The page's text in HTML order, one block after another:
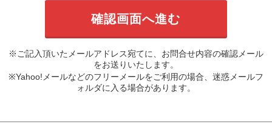
※ご記入頂いたメールアドレス宛てに、お問合せ内容の確認メール
をお送りいたします。
※Yahoo!メールなどのフリーメールをご利用の場合、迷惑メールフ
ォルダに入る場合があります。